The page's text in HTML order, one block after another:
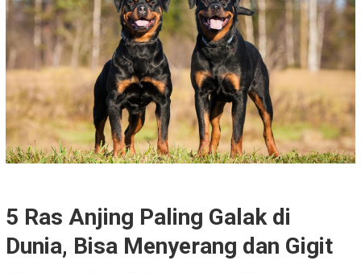
5 Ras Anjing Paling Galak di
Dunia, Bisa Menyerang dan Gigit